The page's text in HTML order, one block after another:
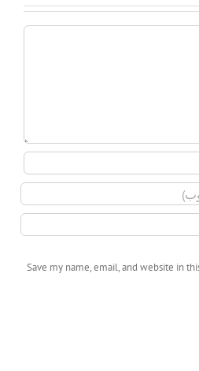
Save my name, email, and website in